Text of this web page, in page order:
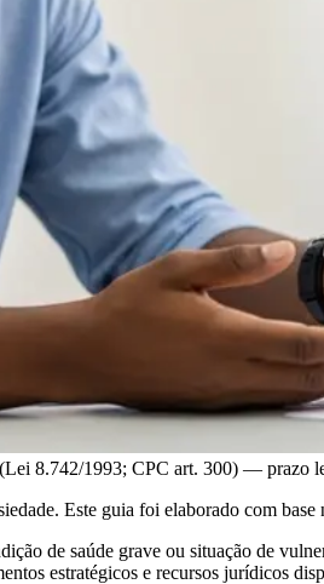
8.742/1993; CPC art. 300) — prazo
Este guia foi elaborado com
de saúde grave ou situação de
estratégicos e recursos jurídicos